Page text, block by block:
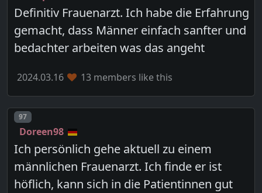
Definitiv Frauenarzt. Ich habe die Erfahrung
gemacht, dass Männer einfach sanfter und
bedachter arbeiten was das angeht
2024.03.16 13 members like this
Post number
97
Doreen98
Ich persönlich gehe aktuell zu einem
männlichen Frauenarzt. Ich finde er ist
höflich, kann sich in die Patientinnen gut